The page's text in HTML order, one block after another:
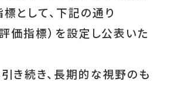
として、下記の通り
価指標）を設定し公表いた
き続き、長期的な視野のも